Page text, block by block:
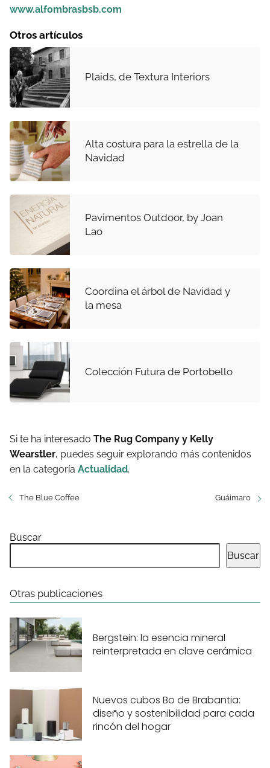
www.alfombrasbsb.com
Otros artículos
Plaids, de Textura Interiors
Alta costura para la estrella de la
Navidad
Pavimentos Outdoor, by Joan
Lao
Coordina el árbol de Navidad y
la mesa
Colección Futura de Portobello
Si te ha interesado The Rug Company y Kelly
Wearstler, puedes seguir explorando más contenidos
en la categoría Actualidad.
The Blue Coffee Guáimaro
Buscar
Buscar
Otras publicaciones
Bergstein: la esencia mineral
reinterpretada en clave cerámica
Nuevos cubos Bo de Brabantia:
diseño y sostenibilidad para cada
rincón del hogar